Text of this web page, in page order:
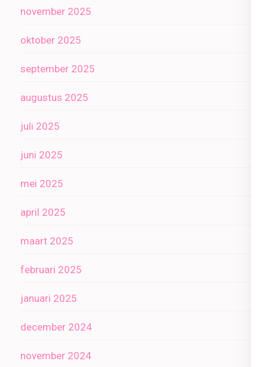
november 2025
oktober 2025
september 2025
augustus 2025
juli 2025
juni 2025
mei 2025
april 2025
maart 2025
februari 2025
januari 2025
december 2024
november 2024